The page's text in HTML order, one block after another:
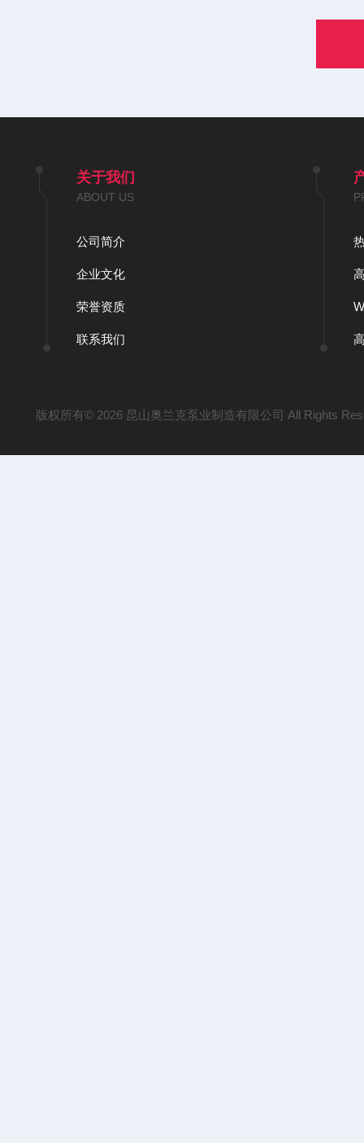
关于我们
ABOUT US
公司简介
企业文化
荣誉资质
联系我们
版权所有© 2026 昆山奥兰克泵业制造有限公司 All Rights